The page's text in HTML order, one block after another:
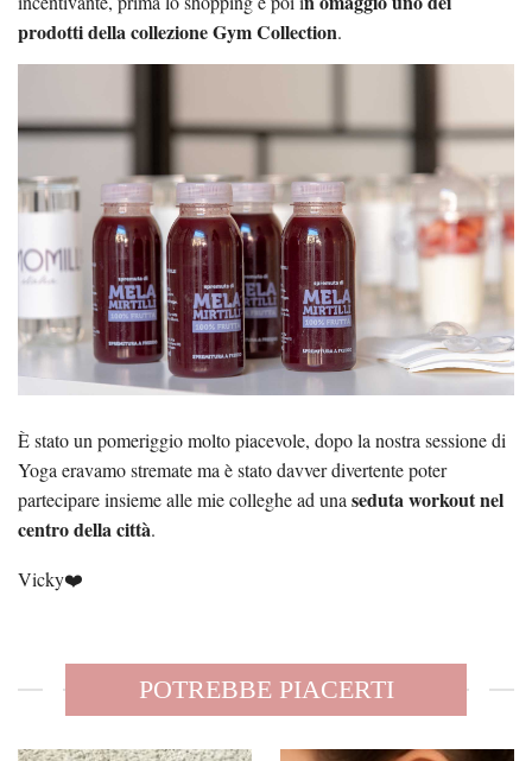
prodotti della collezione Gym Collection.
È stato un pomeriggio molto piacevole, dopo la nostra sessione di
Yoga eravamo stremate ma è stato davver divertente poter
partecipare insieme alle mie colleghe ad unaseduta workout nel
centro della città.
Vicky❤️
POTREBBE PIACERTI